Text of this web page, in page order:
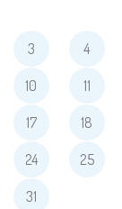
3 4
10 11
17 18
24 25
31